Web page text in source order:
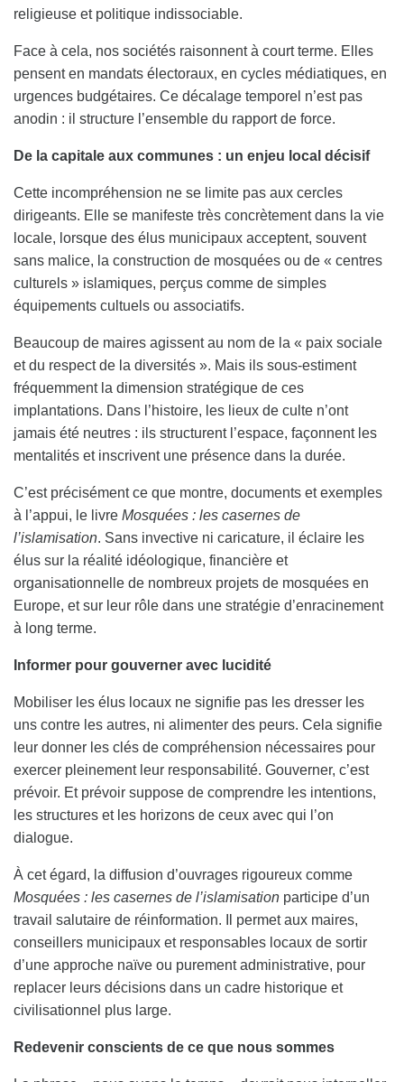
religieuse et politique indissociable.
Face à cela, nos sociétés raisonnent à court terme. Elles
pensent en mandats électoraux, en cycles médiatiques, en
urgences budgétaires. Ce décalage temporel n’est pas
anodin : il structure l’ensemble du rapport de force.
De la capitale aux communes : un enjeu local décisif
Cette incompréhension ne se limite pas aux cercles
dirigeants. Elle se manifeste très concrètement dans la vie
locale, lorsque des élus municipaux acceptent, souvent
sans malice, la construction de mosquées ou de « centres
culturels » islamiques, perçus comme de simples
équipements cultuels ou associatifs.
Beaucoup de maires agissent au nom de la « paix sociale
et du respect de la diversités ». Mais ils sous-estiment
fréquemment la dimension stratégique de ces
implantations. Dans l’histoire, les lieux de culte n’ont
jamais été neutres : ils structurent l’espace, façonnent les
mentalités et inscrivent une présence dans la durée.
C’est précisément ce que montre, documents et exemples
à l’appui, le livre Mosquées : les casernes de
l’islamisation. Sans invective ni caricature, il éclaire les
élus sur la réalité idéologique, financière et
organisationnelle de nombreux projets de mosquées en
Europe, et sur leur rôle dans une stratégie d’enracinement
à long terme.
Informer pour gouverner avec lucidité
Mobiliser les élus locaux ne signifie pas les dresser les
uns contre les autres, ni alimenter des peurs. Cela signifie
leur donner les clés de compréhension nécessaires pour
exercer pleinement leur responsabilité. Gouverner, c’est
prévoir. Et prévoir suppose de comprendre les intentions,
les structures et les horizons de ceux avec qui l’on
dialogue.
À cet égard, la diffusion d’ouvrages rigoureux comme
Mosquées : les casernes de l’islamisation participe d’un
travail salutaire de réinformation. Il permet aux maires,
conseillers municipaux et responsables locaux de sortir
d’une approche naïve ou purement administrative, pour
replacer leurs décisions dans un cadre historique et
civilisationnel plus large.
Redevenir conscients de ce que nous sommes